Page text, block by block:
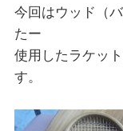
今回はウッド（
たー
使用したラケッ
す。